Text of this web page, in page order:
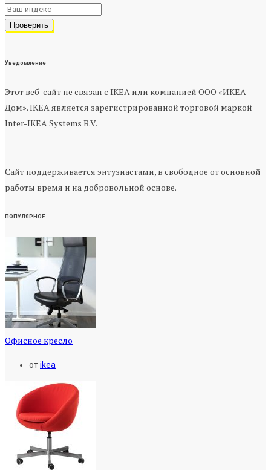
Уведомление
Этот веб-сайт не связан с IKEA или компанией ООО «ИКЕА
Дом». IKEA является зарегистрированной торговой маркой
Inter-IKEA Systems B.V.
Сайт поддерживается энтузиастами, в свободное от основной
работы время и на добровольной основе.
ПОПУЛЯРНОЕ
Офисное кресло
отikea